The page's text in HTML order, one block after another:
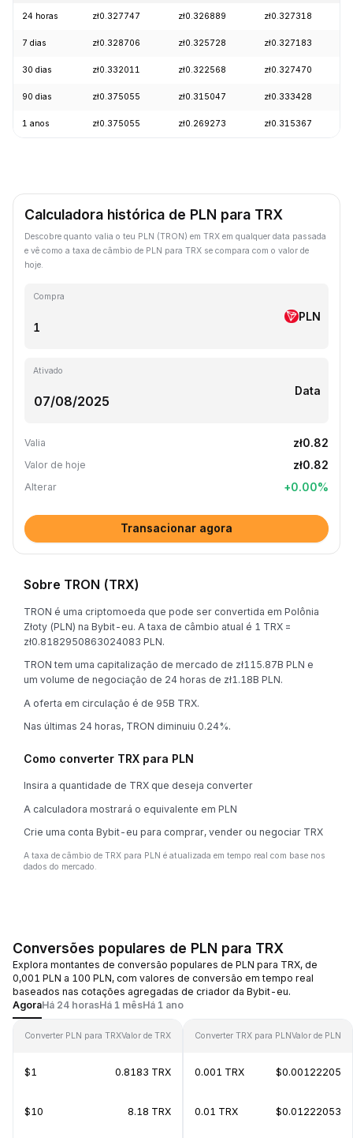
24 horas zł0.327747 zł0.326889 zł0.327318
7 dias zł0.328706 zł0.325728 zł0.327183
30 dias zł0.332011 zł0.322568 zł0.327470
90 dias zł0.375055 zł0.315047 zł0.333428
1 anos zł0.375055 zł0.269273 zł0.315367
Calculadora histórica de PLN para TRX
Descobre quanto valia o teu PLN (TRON) em TRX em qualquer data passada
e vê como a taxa de câmbio de PLN para TRX se compara com o valor de
hoje.
Compra
PLN
Ativado
Data
Valia zł0.82
Valor de hoje zł0.82
Alterar +0.00%
Transacionar agora
Sobre TRON (TRX)
TRON é uma criptomoeda que pode ser convertida em Polônia
Złoty (PLN) na Bybit-eu. A taxa de câmbio atual é 1 TRX =
zł0.8182950863024083 PLN.
TRON tem uma capitalização de mercado de zł115.87B PLN e
um volume de negociação de 24 horas de zł1.18B PLN.
A oferta em circulação é de 95B TRX.
Nas últimas 24 horas, TRON diminuiu 0.24%.
Como converter TRX para PLN
Insira a quantidade de TRX que deseja converter
A calculadora mostrará o equivalente em PLN
Crie uma conta Bybit-eu para comprar, vender ou negociar TRX
A taxa de câmbio de TRX para PLN é atualizada em tempo real com base nos
dados do mercado.
Conversões populares de PLN para TRX
Explora montantes de conversão populares de PLN para TRX, de
0,001 PLN a 100 PLN, com valores de conversão em tempo real
baseados nas cotações agregadas de criador da Bybit-eu.
AgoraHá 24 horasHá 1 mêsHá 1 ano
Converter PLN para TRXValor de TRX
$1 0.8183 TRX
$10 8.18 TRX
Converter TRX para PLNValor de PLN
0.001 TRX $0.00122205
0.01 TRX $0.01222053